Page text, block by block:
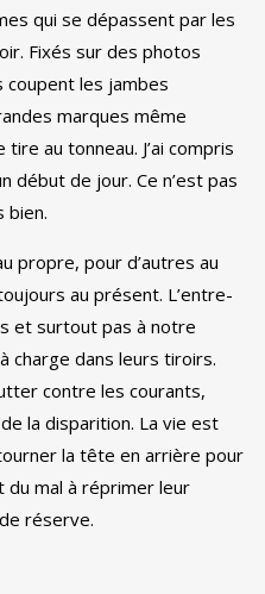
qui se dépassent par les
Fixés sur des photos
coupent les jambes
marques même
au tonneau. J’ai compris
début de jour. Ce n’est pas
bien.
propre, pour d’autres au
au présent. L’entre-
et surtout pas à notre
charge dans leurs tiroirs.
contre les courants,
la disparition. La vie est
la tête en arrière pour
du mal à réprimer leur
réserve.